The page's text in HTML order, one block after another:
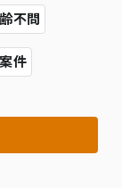
不問
件